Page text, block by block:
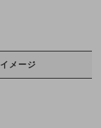
イメージ